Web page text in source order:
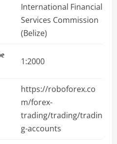
International Financial
Services Commission
(Belize)
1:2000
https://roboforex.co
m/forex-
trading/trading/tradin
g-accounts